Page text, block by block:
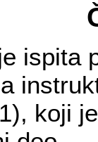
ispita
koji